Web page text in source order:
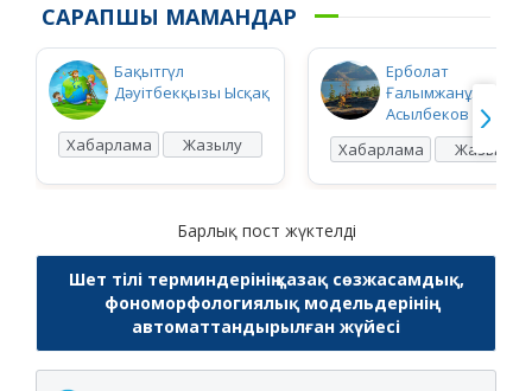
САРАПШЫ МАМАНДАР
Бақытгүл
Дәуітбекқызы Ысқақ
Хабарлама Жазылу
Ерболат
Ғалымжанұлы
Асылбеков
Хабарлама
Жазылу
Барлық пост жүктелді
Шет тілі терминдерінің қазақ сөзжасамдық,
фономорфологиялық модельдерінің
автоматтандырылған жүйесі